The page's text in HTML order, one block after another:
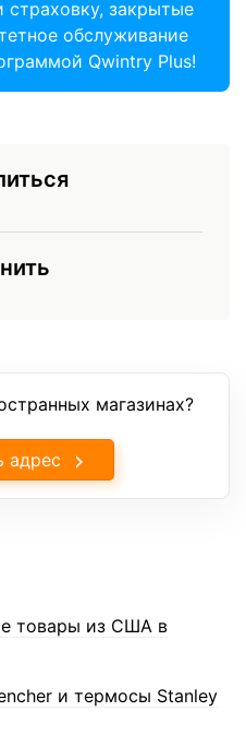
страховку, закрытые
обслуживание
Qwintry Plus!
магазинах?
адрес
товары из США в
и термосы Stanley